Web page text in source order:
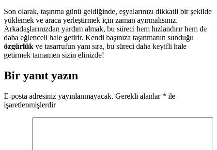
Son olarak, taşınma günü geldiğinde, eşyalarınızı dikkatli bir şekilde
yüklemek ve araca yerleştirmek için zaman ayırmalısınız.
Arkadaşlarınızdan yardım almak, bu süreci hem hızlandırır hem de
daha eğlenceli hale getirir. Kendi başınıza taşınmanın sunduğu
özgürlük ve tasarrufun yanı sıra, bu süreci daha keyifli hale
getirmek tamamen sizin elinizde!
Bir yanıt yazın
E-posta adresiniz yayınlanmayacak. Gerekli alanlar * ile
işaretlenmişlerdir